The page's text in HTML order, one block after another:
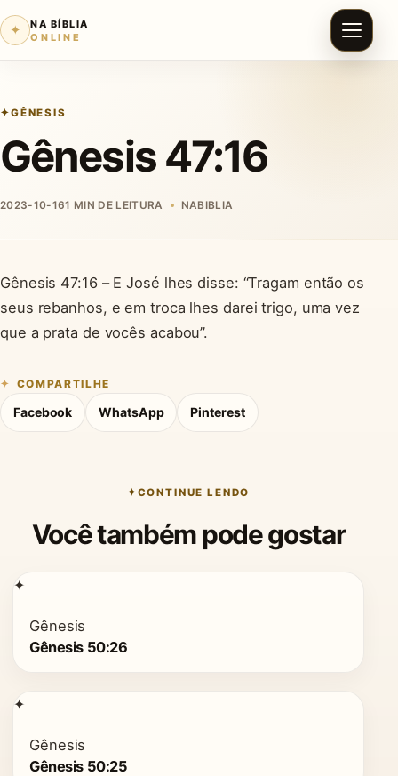
✦
NA BÍBLIA
ONLINE
GÊNESIS
Gênesis 47:16
2023-10-161 MIN DE LEITURA NABIBLIA
Gênesis 47:16 – E José lhes disse: “Tragam então os
seus rebanhos, e em troca lhes darei trigo, uma vez
que a prata de vocês acabou”.
COMPARTILHE
Facebook WhatsApp Pinterest
CONTINUE LENDO
Você também pode gostar
✦
Gênesis
Gênesis 50:26
✦
Gênesis
Gênesis 50:25